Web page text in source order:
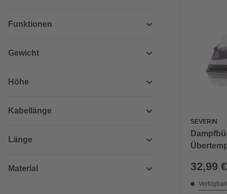
Funktionen
Gewicht
Höhe
Kabellänge
Länge
Material
SEVERIN
32,99 €